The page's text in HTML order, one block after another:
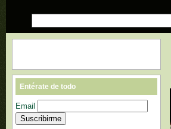
Entérate de todo
Email